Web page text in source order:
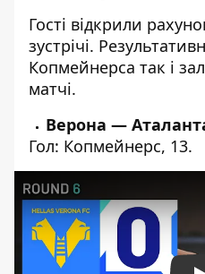
Гості відкрили
зустрічі.
Копмейнерса так і
матчі.
Верона —
Гол: Копмейнерс, 13.